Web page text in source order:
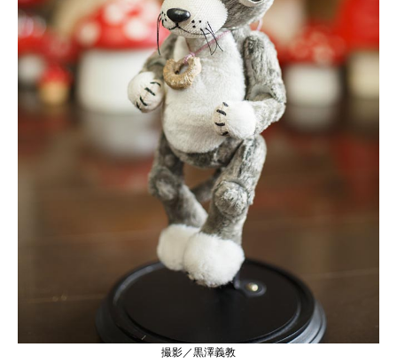
撮影／黒澤義教